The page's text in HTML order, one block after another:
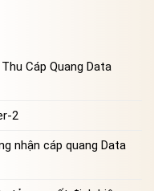
Cáp Quang Data
2
nhận cáp quang Data